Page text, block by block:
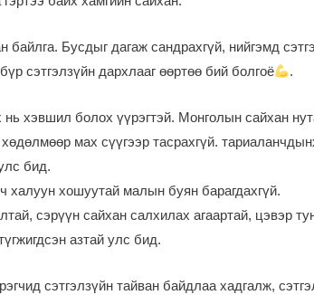
байлга. Бусдыг дагаж сандрахгүй, нийгэмд
сэтгэлзүйн дархлааг өөртөө бий болгоё
.
нь хэвшил болох үүрэгтэй. Монголын сайхан
мах сүүгээр тасрахгүй.
бид.
халуун хошуутай малын буян барагдахгүй.
сэрүүн сайхан салхилах агаартай, цэвэр
азтай улс бид.
сэтгэлзүйн тайван байдлаа хадгалж,